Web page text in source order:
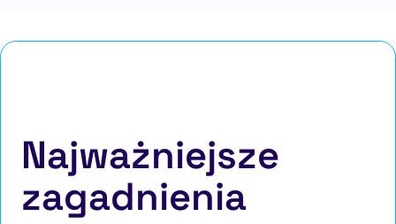
Najważniejsze
zagadnienia